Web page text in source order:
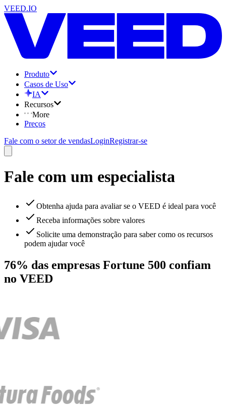
VEED.IO
Produto
Casos de Uso
IA
Recursos
More
Preços
Fale com o setor de vendasLoginRegistrar-se
Fale com um especialista
Obtenha ajuda para avaliar se o VEED é ideal para você
Receba informações sobre valores
Solicite uma demonstração para saber como os recursos
podem ajudar você
76% das empresas Fortune 500 confiam
no VEED